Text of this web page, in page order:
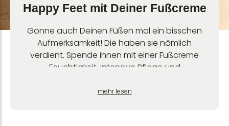
Happy Feet mit Deiner Fußcreme
Gönne auch Deinen Füßen mal ein bisschen
Aufmerksamkeit! Die haben sie nämlich
verdient. Spende ihnen mit einer Fußcreme
Feuchtigkeit, intensive Pflege und
und Tritt.
mehr lesen